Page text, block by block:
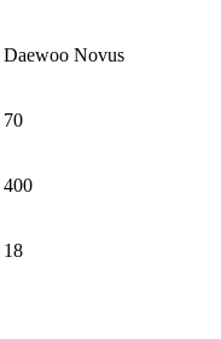
Daewoo Novus
70
400
18